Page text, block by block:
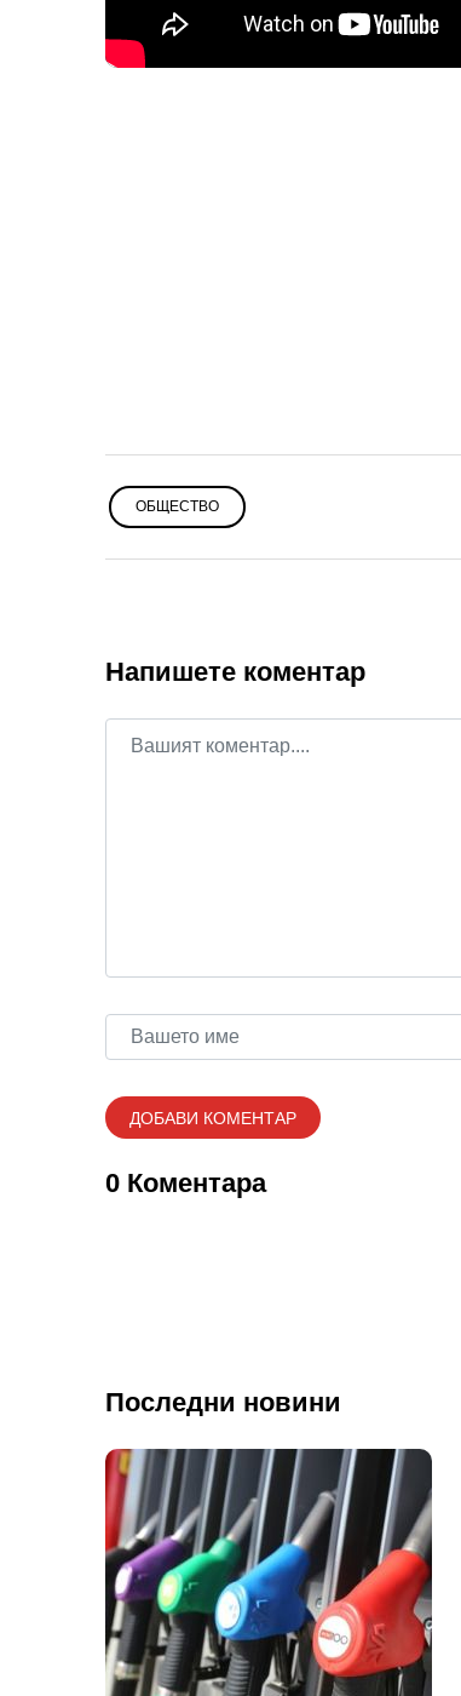
ОБЩЕСТВО
Напишете коментар
0 Коментара
Последни новини